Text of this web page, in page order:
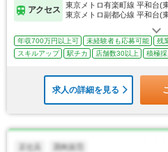
アクセス
東京メトロ有楽町線 平和台(
東京メトロ副都心線 平和台(
年収700万円以上可 未経験者も応募可能 残
スキルアップ
駅チカ 店舗数30以上 積極
求人の詳細を見る